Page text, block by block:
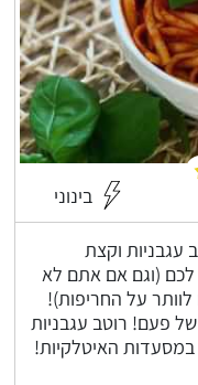
בינוני
וקצת
לכם (וגם אם אתם לא
על החריפות)!
של פעם! רוטב עגבניות
האיטלקיות!